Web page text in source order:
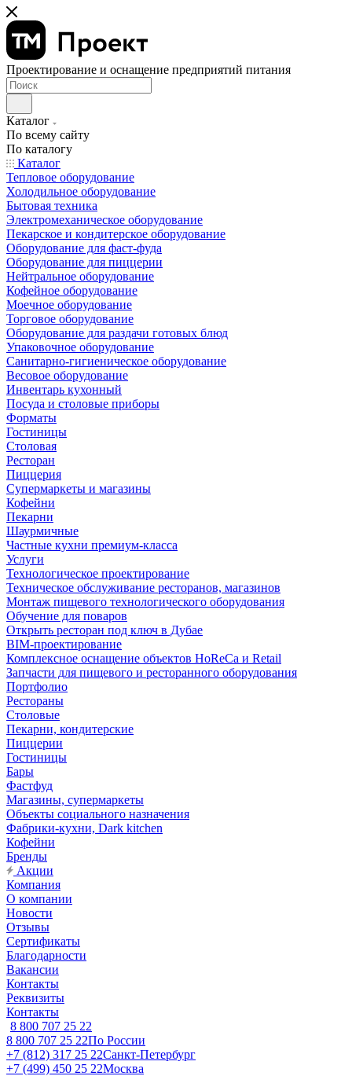
Проектирование и оснащение предприятий питания
Каталог
По всему сайту
По каталогу
Каталог
Тепловое оборудование
Холодильное оборудование
Бытовая техника
Электромеханическое оборудование
Пекарское и кондитерское оборудование
Оборудование для фаст-фуда
Оборудование для пиццерии
Нейтральное оборудование
Кофейное оборудование
Моечное оборудование
Торговое оборудование
Оборудование для раздачи готовых блюд
Упаковочное оборудование
Санитарно-гигиеническое оборудование
Весовое оборудование
Инвентарь кухонный
Посуда и столовые приборы
Форматы
Гостиницы
Столовая
Ресторан
Пиццерия
Супермаркеты и магазины
Кофейни
Пекарни
Шаурмичные
Частные кухни премиум-класса
Услуги
Технологическое проектирование
Техническое обслуживание ресторанов, магазинов
Монтаж пищевого технологического оборудования
Обучение для поваров
Открыть ресторан под ключ в Дубае
BIM-проектирование
Комплексное оснащение объектов HoReCa и Retail
Запчасти для пищевого и ресторанного оборудования
Портфолио
Рестораны
Столовые
Пекарни, кондитерские
Пиццерии
Гостиницы
Бары
Фастфуд
Магазины, супермаркеты
Объекты социального назначения
Фабрики-кухни, Dark kitchen
Кофейни
Бренды
Акции
Компания
О компании
Новости
Отзывы
Сертификаты
Благодарности
Вакансии
Контакты
Реквизиты
Контакты
8 800 707 25 22
8 800 707 25 22По России
+7 (812) 317 25 22Санкт-Петербург
+7 (499) 450 25 22Москва